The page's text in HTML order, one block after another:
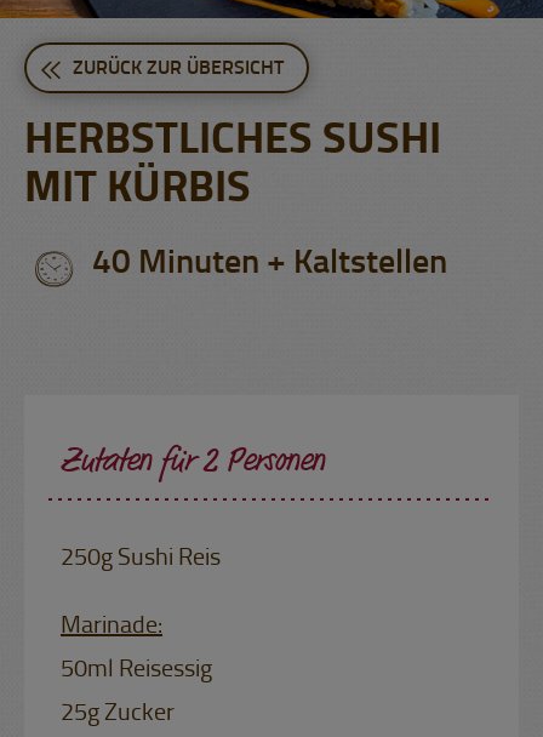
ZURÜCK ZUR ÜBERSICHT
HERBSTLICHES SUSHI
MIT KÜRBIS
40 Minuten + Kaltstellen
Zutaten für 2 Personen
250g Sushi Reis
Marinade:
50ml Reisessig
25g Zucker